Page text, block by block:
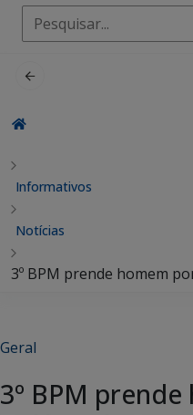
Pesquisar
por:
Informativos
Notícias
3º BPM prende homem
Geral
3º BPM